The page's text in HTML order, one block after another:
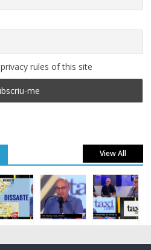
rules of this site
View All